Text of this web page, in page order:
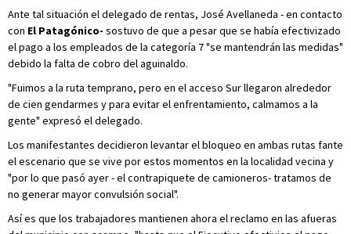
Ante tal situación el delegado de rentas, José Avellaneda - en contacto
con El Patagónico- sostuvo de que a pesar que se había efectivizado
el pago a los empleados de la categoría 7 "se mantendrán las medidas"
debido la falta de cobro del aguinaldo.
"Fuimos a la ruta temprano, pero en el acceso Sur llegaron alrededor
de cien gendarmes y para evitar el enfrentamiento, calmamos a la
gente" expresó el delegado.
Los manifestantes decidieron levantar el bloqueo en ambas rutas fante
el escenario que se vive por estos momentos en la localidad vecina y
"por lo que pasó ayer - el contrapiquete de camioneros- tratamos de
no generar mayor convulsión social".
Así es que los trabajadores mantienen ahora el reclamo en las afueras